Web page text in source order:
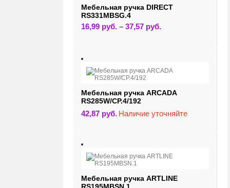
странице
товара.
Мебельная ручка DIRECT
RS331MBSG.4
16,99 руб. –37,57 руб.
можно
странице
товара.
Мебельная ручка ARCADA
RS285W/CP.4/192
42,87 руб. Наличие уточняйте
Мебельная ручка ARTLINE